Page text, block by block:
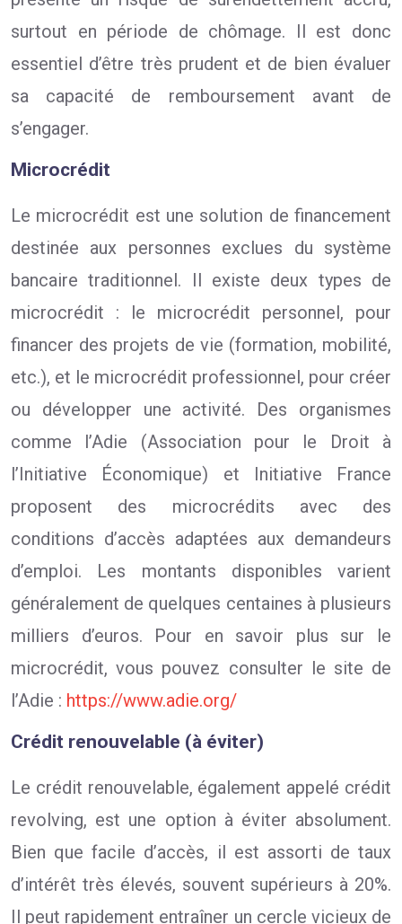
surtout en période de chômage. Il est donc
essentiel d’être très prudent et de bien évaluer
sa capacité de remboursement avant de
s’engager.
Microcrédit
Le microcrédit est une solution de financement
destinée aux personnes exclues du système
bancaire traditionnel. Il existe deux types de
microcrédit : le microcrédit personnel, pour
financer des projets de vie (formation, mobilité,
etc.), et le microcrédit professionnel, pour créer
ou développer une activité. Des organismes
comme l’Adie (Association pour le Droit à
l’Initiative Économique) et Initiative France
proposent des microcrédits avec des
conditions d’accès adaptées aux demandeurs
d’emploi. Les montants disponibles varient
généralement de quelques centaines à plusieurs
milliers d’euros. Pour en savoir plus sur le
microcrédit, vous pouvez consulter le site de
l’Adie : https://www.adie.org/
Crédit renouvelable (à éviter)
Le crédit renouvelable, également appelé crédit
revolving, est une option à éviter absolument.
Bien que facile d’accès, il est assorti de taux
d’intérêt très élevés, souvent supérieurs à 20%.
Il peut rapidement entraîner un cercle vicieux de